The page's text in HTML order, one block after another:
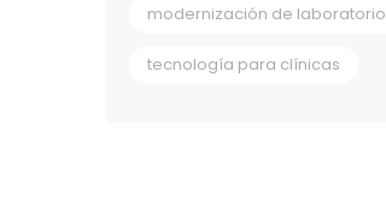
modernización de laboratorio
tecnología para clínicas